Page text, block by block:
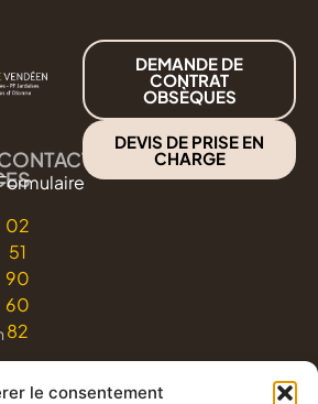
le consentement
02
51
90
60
82
DEMANDE DE
CONTRAT
OBSÈQUES
DEVIS DE PRISE EN
CHARGE